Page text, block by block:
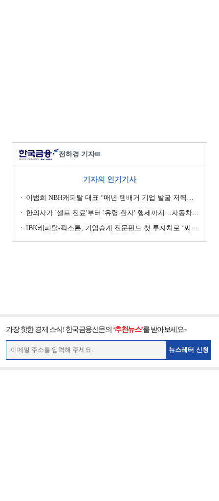
전하경 기자✉
기자의 인기기사
이범희 NBH캐피탈 대표 “매년 텐배거 기업 발굴 저력…올해 ROE 20% 목표”
한의사가 '셀프 진료'부터 '유령 환자' 행세까지…자동차보험 악용 심각 [경상환자 8주룰 도입 초읽기]
IBK캐피탈-팍스톤, 기업승계 전문펀드 첫 투자처로 ‘씨엠디기술단’ 낙점 [캐피탈사 돋보기]
가장 핫한 경제 소식! 한국금융신문의 ‘추천뉴스’를 받아보세요~
뉴스레터 신청